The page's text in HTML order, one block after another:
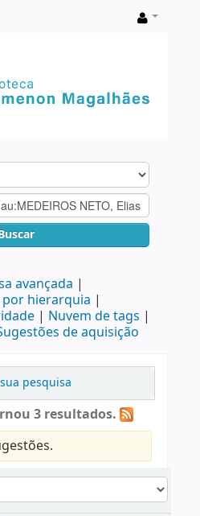
avançada
por hierarquia
Nuvem de tags
de aquisição
pesquisa
3 resultados.